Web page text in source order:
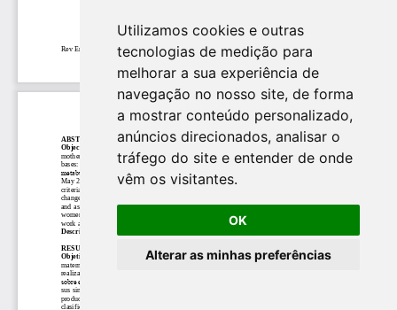
Utilizamos cookies e outras
tecnologias de medição para
melhorar a sua experiência de
navegação no nosso site, de forma
a mostrar conteúdo personalizado,
anúncios direcionados, analisar o
tráfego do site e entender de onde
vêm os visitantes.
OK
Alterar as minhas preferências